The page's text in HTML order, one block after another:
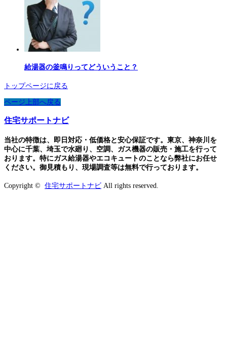
給湯器の釜鳴りってどういうこと？
トップページに戻る
ページ上部へ戻る
住宅サポートナビ
当社の特徴は、即日対応・低価格と安心保証です。東京、神奈川を
中心に千葉、埼玉で水廻り、空調、ガス機器の販売・施工を行って
おります。特にガス給湯器やエコキュートのことなら弊社にお任せ
ください。御見積もり、現場調査等は無料で行っております。
Copyright © 住宅サポートナビ All rights reserved.